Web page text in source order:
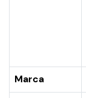
Marca